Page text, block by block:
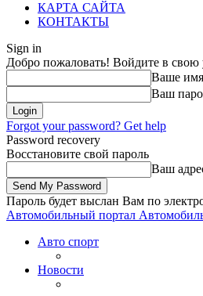
КАРТА САЙТА
КОНТАКТЫ
Sign in
Добро пожаловать! Войдите в свою
Ваше имя
Ваш
Forgot your password? Get help
Password recovery
Восстановите свой пароль
Ваш
Пароль будет выслан Вам по
Автомобильный портал
Авто спорт
Новости